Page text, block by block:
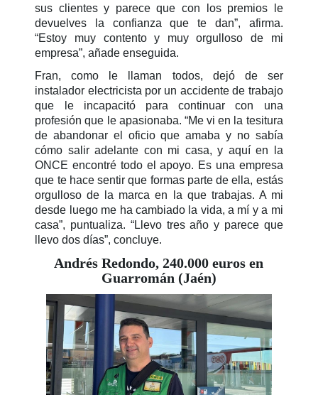
sus clientes y parece que con los premios le
devuelves la confianza que te dan”, afirma.
“Estoy muy contento y muy orgulloso de mi
empresa”, añade enseguida.
Fran, como le llaman todos, dejó de ser
instalador electricista por un accidente de trabajo
que le incapacitó para continuar con una
profesión que le apasionaba. “Me vi en la tesitura
de abandonar el oficio que amaba y no sabía
cómo salir adelante con mi casa, y aquí en la
ONCE encontré todo el apoyo. Es una empresa
que te hace sentir que formas parte de ella, estás
orgulloso de la marca en la que trabajas. A mi
desde luego me ha cambiado la vida, a mí y a mi
casa”, puntualiza. “Llevo tres año y parece que
llevo dos días”, concluye.
Andrés Redondo, 240.000 euros en
Guarromán (Jaén)